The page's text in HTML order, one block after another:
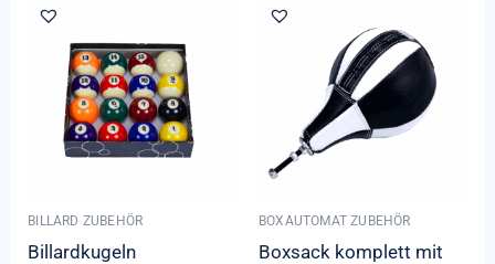
BILLARD ZUBEHÖR
Billardkugeln
BOXAUTOMAT ZUBEHÖR
Boxsack komplett mit